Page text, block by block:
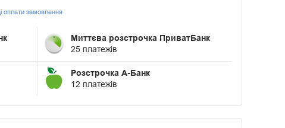
оплати замовлення
Миттєва розстрочка ПриватБанк
25 платежів
Розстрочка А-Банк
12 платежів